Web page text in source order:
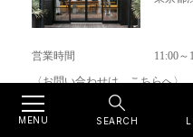
営業時間
11:00
〈お問い合わせは、こちらへ〉
MENU SEARCH